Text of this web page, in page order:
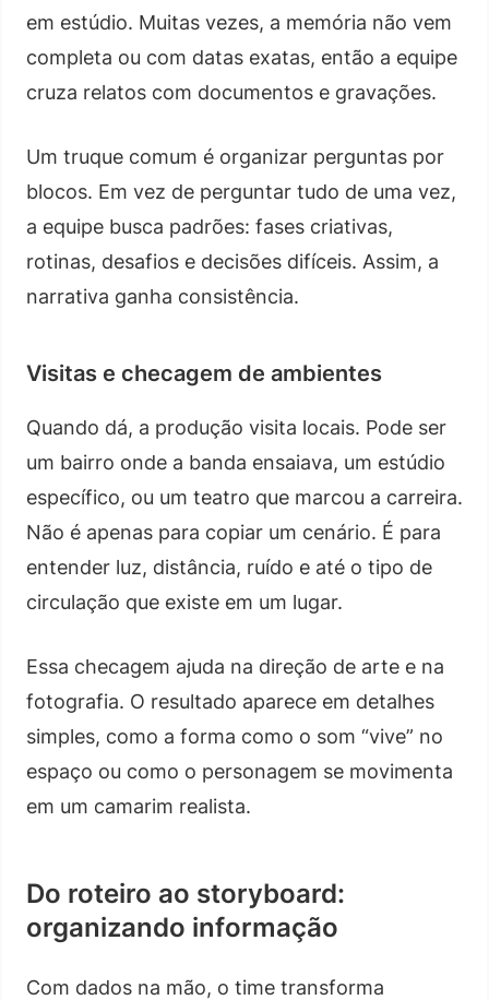
em estúdio. Muitas vezes, a memória não vem
completa ou com datas exatas, então a equipe
cruza relatos com documentos e gravações.
Um truque comum é organizar perguntas por
blocos. Em vez de perguntar tudo de uma vez,
a equipe busca padrões: fases criativas,
rotinas, desafios e decisões difíceis. Assim, a
narrativa ganha consistência.
Visitas e checagem de ambientes
Quando dá, a produção visita locais. Pode ser
um bairro onde a banda ensaiava, um estúdio
específico, ou um teatro que marcou a carreira.
Não é apenas para copiar um cenário. É para
entender luz, distância, ruído e até o tipo de
circulação que existe em um lugar.
Essa checagem ajuda na direção de arte e na
fotografia. O resultado aparece em detalhes
simples, como a forma como o som “vive” no
espaço ou como o personagem se movimenta
em um camarim realista.
Do roteiro ao storyboard:
organizando informação
Com dados na mão, o time transforma